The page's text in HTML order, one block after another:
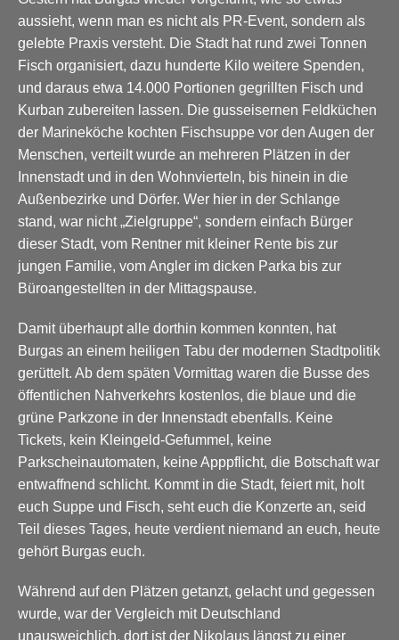
aussieht, wenn man es nicht als PR-Event, sondern als
gelebte Praxis versteht. Die Stadt hat rund zwei Tonnen
Fisch organisiert, dazu hunderte Kilo weitere Spenden,
und daraus etwa 14.000 Portionen gegrillten Fisch und
Kurban zubereiten lassen. Die gusseisernen Feldküchen
der Marineköche kochten Fischsuppe vor den Augen der
Menschen, verteilt wurde an mehreren Plätzen in der
Innenstadt und in den Wohnvierteln, bis hinein in die
Außenbezirke und Dörfer. Wer hier in der Schlange
stand, war nicht „Zielgruppe“, sondern einfach Bürger
dieser Stadt, vom Rentner mit kleiner Rente bis zur
jungen Familie, vom Angler im dicken Parka bis zur
Büroangestellten in der Mittagspause.
Damit überhaupt alle dorthin kommen konnten, hat
Burgas an einem heiligen Tabu der modernen Stadtpolitik
gerüttelt. Ab dem späten Vormittag waren die Busse des
öffentlichen Nahverkehrs kostenlos, die blaue und die
grüne Parkzone in der Innenstadt ebenfalls. Keine
Tickets, kein Kleingeld-Gefummel, keine
Parkscheinautomaten, keine Apppflicht, die Botschaft war
entwaffnend schlicht. Kommt in die Stadt, feiert mit, holt
euch Suppe und Fisch, seht euch die Konzerte an, seid
Teil dieses Tages, heute verdient niemand an euch, heute
gehört Burgas euch.
Während auf den Plätzen getanzt, gelacht und gegessen
wurde, war der Vergleich mit Deutschland
unausweichlich, dort ist der Nikolaus längst zu einer